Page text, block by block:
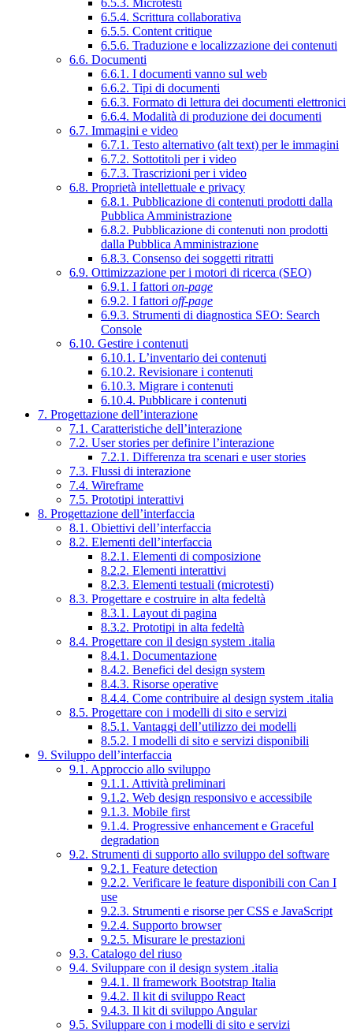
6.5.4. Scrittura collaborativa
6.5.5. Content critique
6.5.6. Traduzione e localizzazione dei contenuti
6.6. Documenti
6.6.1. I documenti vanno sul web
6.6.2. Tipi di documenti
6.6.3. Formato di lettura dei documenti elettronici
6.6.4. Modalità di produzione dei documenti
6.7. Immagini e video
6.7.1. Testo alternativo (alt text) per le immagini
6.7.2. Sottotitoli per i video
6.7.3. Trascrizioni per i video
6.8. Proprietà intellettuale e privacy
6.8.1. Pubblicazione di contenuti prodotti dalla
Pubblica Amministrazione
6.8.2. Pubblicazione di contenuti non prodotti
dalla Pubblica Amministrazione
6.8.3. Consenso dei soggetti ritratti
6.9. Ottimizzazione per i motori di ricerca (SEO)
6.9.1. I fattori on-page
6.9.2. I fattori off-page
6.9.3. Strumenti di diagnostica SEO: Search
Console
6.10. Gestire i contenuti
6.10.1. L’inventario dei contenuti
6.10.2. Revisionare i contenuti
6.10.3. Migrare i contenuti
6.10.4. Pubblicare i contenuti
7. Progettazione dell’interazione
7.1. Caratteristiche dell’interazione
7.2. User stories per definire l’interazione
7.2.1. Differenza tra scenari e user stories
7.3. Flussi di interazione
7.4. Wireframe
7.5. Prototipi interattivi
8. Progettazione dell’interfaccia
8.1. Obiettivi dell’interfaccia
8.2. Elementi dell’interfaccia
8.2.1. Elementi di composizione
8.2.2. Elementi interattivi
8.2.3. Elementi testuali (microtesti)
8.3. Progettare e costruire in alta fedeltà
8.3.1. Layout di pagina
8.3.2. Prototipi in alta fedeltà
8.4. Progettare con il design system .italia
8.4.1. Documentazione
8.4.2. Benefici del design system
8.4.3. Risorse operative
8.4.4. Come contribuire al design system .italia
8.5. Progettare con i modelli di sito e servizi
8.5.1. Vantaggi dell’utilizzo dei modelli
8.5.2. I modelli di sito e servizi disponibili
9. Sviluppo dell’interfaccia
9.1. Approccio allo sviluppo
9.1.1. Attività preliminari
9.1.2. Web design responsivo e accessibile
9.1.3. Mobile first
9.1.4. Progressive enhancement e Graceful
degradation
9.2. Strumenti di supporto allo sviluppo del software
9.2.1. Feature detection
9.2.2. Verificare le feature disponibili con Can I
use
9.2.3. Strumenti e risorse per CSS e JavaScript
9.2.4. Supporto browser
9.2.5. Misurare le prestazioni
9.3. Catalogo del riuso
9.4. Sviluppare con il design system .italia
9.4.1. Il framework Bootstrap Italia
9.4.2. Il kit di sviluppo React
9.4.3. Il kit di sviluppo Angular
9.5. Sviluppare con i modelli di sito e servizi